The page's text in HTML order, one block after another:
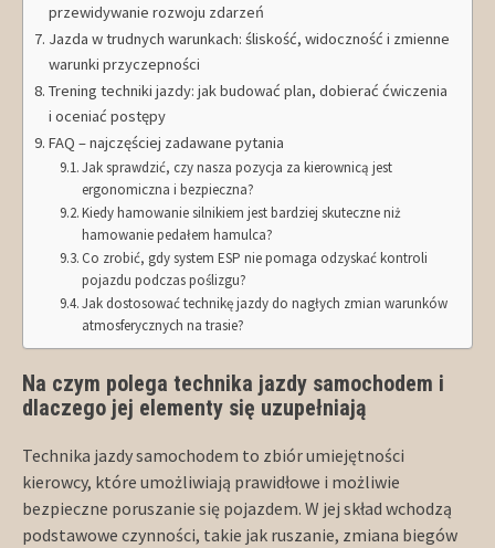
przewidywanie rozwoju zdarzeń
Jazda w trudnych warunkach: śliskość, widoczność i zmienne
warunki przyczepności
Trening techniki jazdy: jak budować plan, dobierać ćwiczenia
i oceniać postępy
FAQ – najczęściej zadawane pytania
Jak sprawdzić, czy nasza pozycja za kierownicą jest
ergonomiczna i bezpieczna?
Kiedy hamowanie silnikiem jest bardziej skuteczne niż
hamowanie pedałem hamulca?
Co zrobić, gdy system ESP nie pomaga odzyskać kontroli
pojazdu podczas poślizgu?
Jak dostosować technikę jazdy do nagłych zmian warunków
atmosferycznych na trasie?
Na czym polega technika jazdy samochodem i
dlaczego jej elementy się uzupełniają
Technika jazdy samochodem to zbiór umiejętności
kierowcy, które umożliwiają prawidłowe i możliwie
bezpieczne poruszanie się pojazdem. W jej skład wchodzą
podstawowe czynności, takie jak ruszanie, zmiana biegów